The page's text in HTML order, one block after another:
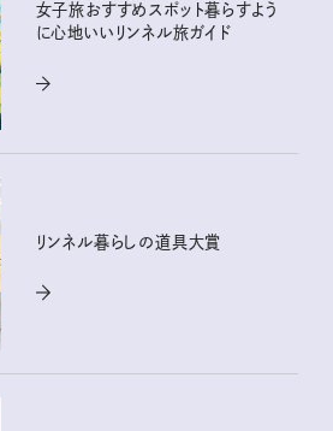
女子旅おすすめスポット暮らすよう
に心地いいリンネル旅ガイド
リンネル暮らしの道具大賞